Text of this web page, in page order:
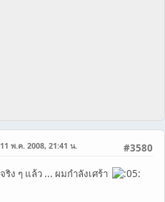
#3580
11 พ.ค. 2008, 21:41 น.
จริง ๆ แล้ว ... ผมกำลังเศร้า